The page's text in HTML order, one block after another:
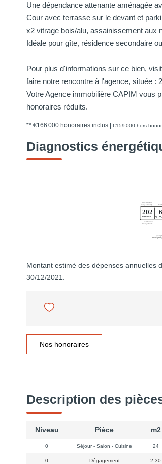
Une dépendance attenante aménagée
Cour avec terrasse sur le devant et
x2 vitrage bois/alu, assainissement aux
Idéale pour gîte, résidence secondaire
Pour plus d'informations sur ce bien,
faire notre rencontre à l'agence, située :
Votre Agence immobilière CAPIM vous
honoraires réduits.
** €166 000 honoraires inclus €159 000 hors
Diagnostics
Montant estimé des dépenses annuelles
30/12/2021.
Nos honoraires
Description des
Niveau Pièce m2
0 Séjour - Salon - Cuisine 24
0 Dégagement 2,30